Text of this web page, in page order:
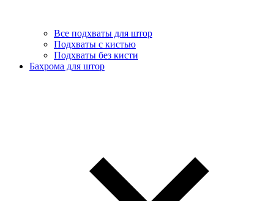
Все подхваты для штор
Подхваты с кистью
Подхваты без кисти
Бахрома для штор